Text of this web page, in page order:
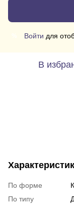
Войти для
В
По форме
По типу